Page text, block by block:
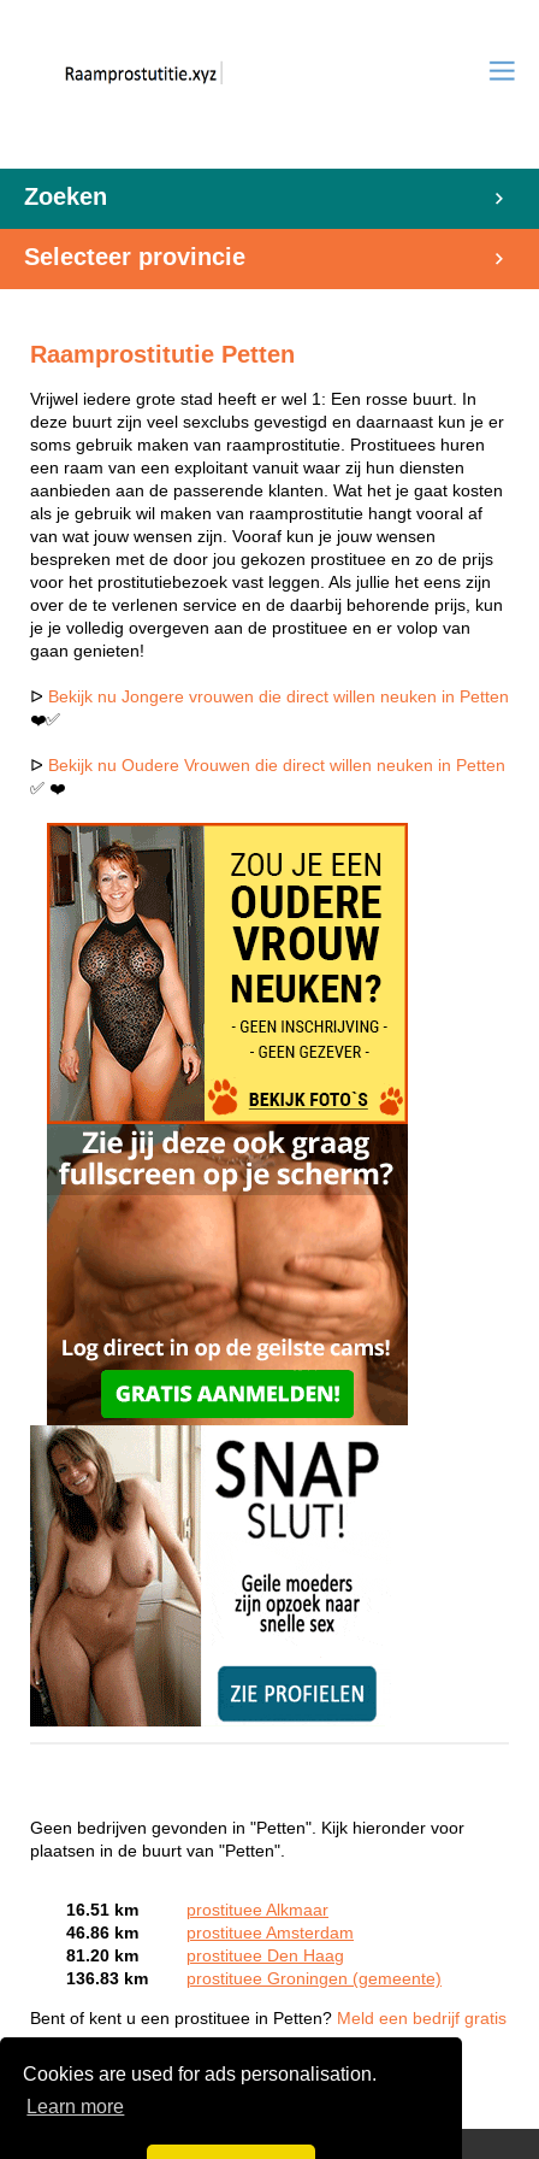
Cookies are used for ads personalisation.
Learn more
Zoeken
Selecteer provincie
Raamprostitutie Petten
Vrijwel iedere grote stad heeft er wel 1: Een rosse buurt. In
deze buurt zijn veel sexclubs gevestigd en daarnaast kun je er
soms gebruik maken van raamprostitutie. Prostituees huren
een raam van een exploitant vanuit waar zij hun diensten
aanbieden aan de passerende klanten. Wat het je gaat kosten
als je gebruik wil maken van raamprostitutie hangt vooral af
van wat jouw wensen zijn. Vooraf kun je jouw wensen
bespreken met de door jou gekozen prostituee en zo de prijs
voor het prostitutiebezoek vast leggen. Als jullie het eens zijn
over de te verlenen service en de daarbij behorende prijs, kun
je je volledig overgeven aan de prostituee en er volop van
gaan genieten!
ᐅ Bekijk nu Jongere vrouwen die direct willen neuken in Petten
❤️✅
ᐅ Bekijk nu Oudere Vrouwen die direct willen neuken in Petten
✅ ❤️
Geen bedrijven gevonden in "Petten". Kijk hieronder voor
plaatsen in de buurt van "Petten".
16.51 km
prostituee Alkmaar
46.86 km
prostituee Amsterdam
81.20 km
prostituee Den Haag
136.83 km
prostituee Groningen (gemeente)
Bent of kent u een prostituee in Petten? Meld een bedrijf gratis
aan